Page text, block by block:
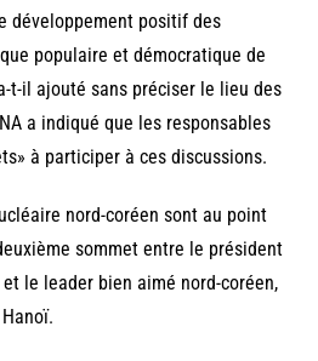
développement positif des
populaire et démocratique de
t-il ajouté sans préciser le lieu des
a indiqué que les responsables
à participer à ces discussions.
nord-coréen sont au point
sommet entre le président
le leader bien aimé nord-coréen,